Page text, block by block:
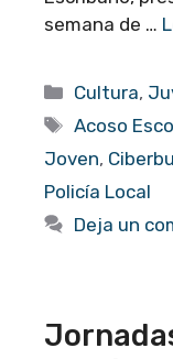
semana de …
Categorías
Cultura,
Etiquetas
Acoso
Joven,
Policía Local
Deja un